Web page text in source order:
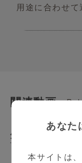
用途に合わせ
関連動画
外科
あなた
本サイトは